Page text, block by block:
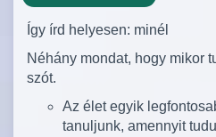
Így írd helyesen: minél
Néhány mondat, hogy mikor
szót.
Az élet egyik
tanuljunk, amennyit